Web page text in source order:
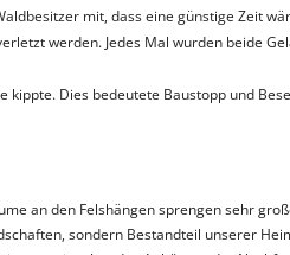
mit, dass eine günstige Zeit
werden. Jedes Mal wurden beide
kippte. Dies bedeutete Baustopp und
an den Felshängen sprengen sehr
sondern Bestandteil unserer